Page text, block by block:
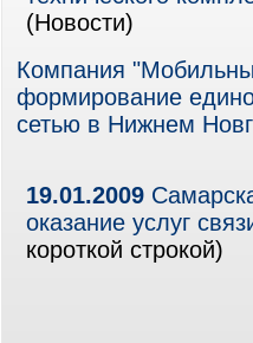
(Новости)
Компания
формирование
сетью в Нижнем
19.01.2009
оказание услуг
короткой строкой)